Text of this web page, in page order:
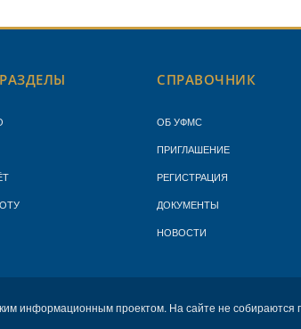
СПРАВОЧНИК
ОБ УФМС
ПРИГЛАШЕНИЕ
РЕГИСТРАЦИЯ
ДОКУМЕНТЫ
НОВОСТИ
информационным проектом. На сайте не